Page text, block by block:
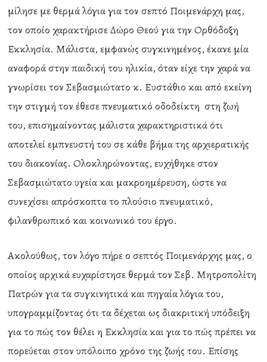
μίλησε με θερμά λόγια για τον σεπτό Ποιμενάρχη μας,
τον οποίο χαρακτήρισε Δώρο Θεού για την Ορθόδοξη
Εκκλησία. Μάλιστα, εμφανώς συγκινημένος, έκανε μία
αναφορά στην παιδική του ηλικία, όταν είχε την χαρά να
γνωρίσει τον Σεβασμιώτατο κ. Ευστάθιο και από εκείνη
την στιγμή τον έθεσε πνευματικό οδοδείκτη στη ζωή
του, επισημαίνοντας μάλιστα χαρακτηριστικά ότι
αποτελεί εμπνευστή του σε κάθε βήμα της αρχιερατικής
του διακονίας. Ολοκληρώνοντας, ευχήθηκε στον
Σεβασμιώτατο υγεία και μακροημέρευση, ώστε να
συνεχίσει απρόσκοπτα το πλούσιο πνευματικό,
φιλανθρωπικό και κοινωνικό του έργο.
Ακολούθως, τον λόγο πήρε ο σεπτός Ποιμενάρχης μας, ο
οποίος αρχικά ευχαρίστησε θερμά τον Σεβ. Μητροπολίτη
Πατρών για τα συγκινητικά και πηγαία λόγια του,
υπογραμμίζοντας ότι τα δέχεται ως διακριτική υπόδειξη
για το πώς τον θέλει η Εκκλησία και για το πώς πρέπει να
πορεύεται στον υπόλοιπο χρόνο της ζωής του. Επίσης